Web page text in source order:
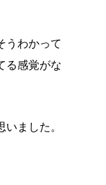
うわかって
る感覚がな
ました。